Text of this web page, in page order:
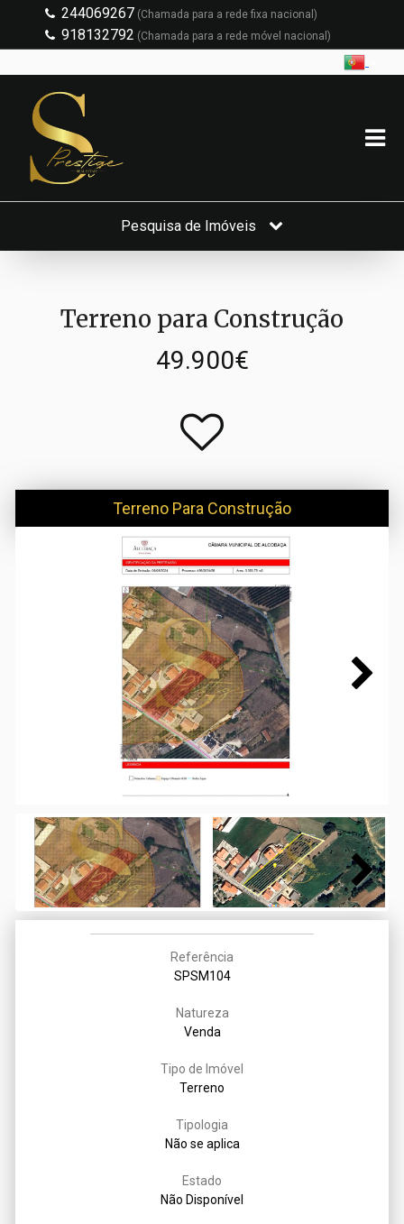
244069267 (Chamada para a rede fixa nacional)
918132792 (Chamada para a rede móvel nacional)
Pesquisa de Imóveis
Terreno para Construção
49.900€
Terreno Para Construção
Next
Referência
SPSM104
Natureza
Venda
Tipo de Imóvel
Terreno
Tipologia
Não se aplica
Estado
Não Disponível